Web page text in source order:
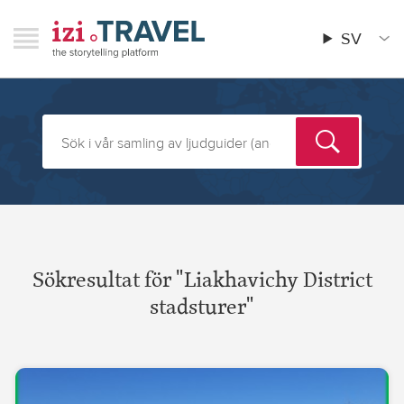
huvudinnehåll
Menu
Main
menu
SV
Sökresultat för "Liakhavichy District
stadsturer"